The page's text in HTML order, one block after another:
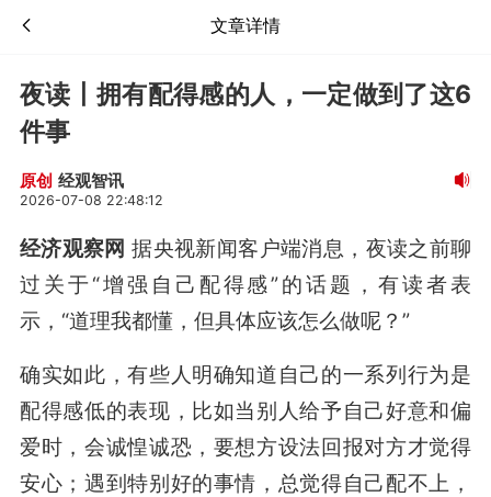
文章详情
夜读丨拥有配得感的人，一定做到了这6
件事
原创 经观智讯
2026-07-08 22:48:12
经济观察网 据央视新闻客户端消息，夜读之前聊
过关于“增强自己配得感”的话题，有读者表
示，“道理我都懂，但具体应该怎么做呢？”
确实如此，有些人明确知道自己的一系列行为是
配得感低的表现，比如当别人给予自己好意和偏
爱时，会诚惶诚恐，要想方设法回报对方才觉得
安心；遇到特别好的事情，总觉得自己配不上，